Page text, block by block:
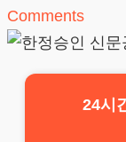
Comments
24시